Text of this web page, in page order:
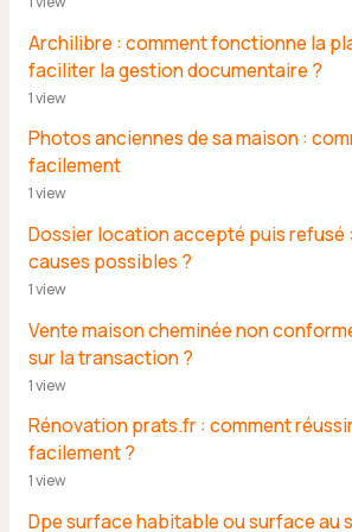
Archilibre : comment fonctionne la
faciliter la gestion documentaire ?
1 view
Photos anciennes de sa maison :
facilement
1 view
Dossier location accepté puis refusé
causes possibles ?
1 view
Vente maison cheminée non
sur la transaction ?
1 view
Rénovation prats.fr : comment
facilement ?
1 view
Dpe surface habitable ou surface au